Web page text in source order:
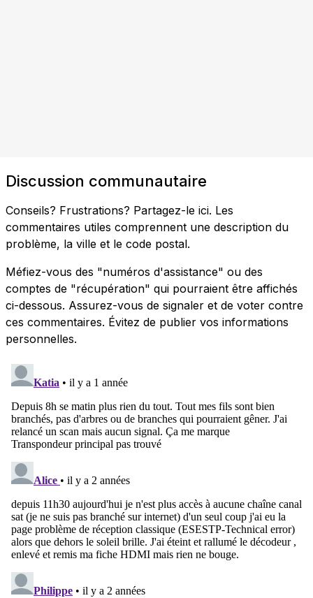
Discussion communautaire
Conseils? Frustrations? Partagez-le ici. Les
commentaires utiles comprennent une description du
problème, la ville et le code postal.
Méfiez-vous des "numéros d'assistance" ou des
comptes de "récupération" qui pourraient être affichés
ci-dessous. Assurez-vous de signaler et de voter contre
ces commentaires. Évitez de publier vos informations
personnelles.